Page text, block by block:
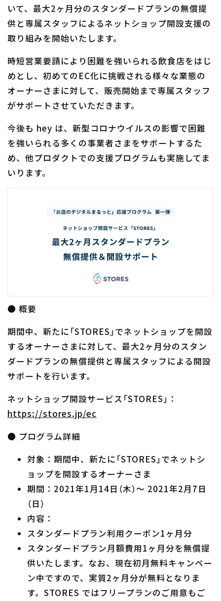
いて、最大2ヶ月分のスタンダードプランの無償提
供と専属スタッフによるネットショップ開設支援の
取り組みを開始いたします。
時短営業要請により困難を強いられる飲食店をはじ
めとし、初めてのEC化に挑戦される様々な業態の
オーナーさまに対して、販売開始まで専属スタッフ
がサポートさせていただきます。
今後も hey は、新型コロナウイルスの影響で困難
を強いられる多くの事業者さまをサポートするた
め、他プロダクトでの支援プログラムも実施してま
いります。
● 概要
期間中、新たに「STORES」でネットショップを開設
するオーナーさまに対して、最大2ヶ月分のスタン
ダードプランの無償提供と専属スタッフによる開設
サポートを行います。
ネットショップ開設サービス「STORES」：
https://stores.jp/ec
● プログラム詳細
対象：期間中、新たに「STORES」でネットシ
ョップを開設するオーナーさま
期間：2021年1月14日（木）〜 2021年2月7日
（日）
内容：
スタンダードプラン利用クーポン1ヶ月分
スタンダードプラン月額費用1ヶ月分を無償提
供いたします。なお、現在初月無料キャンペー
ン中ですので、実質2ヶ月分が無料となりま
す。STORES ではフリープランのご用意もご